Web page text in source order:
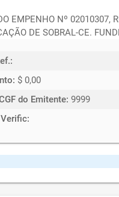
Nº 02010307,
DE SOBRAL-CE.
$ 0,00
do Emitente: 9999